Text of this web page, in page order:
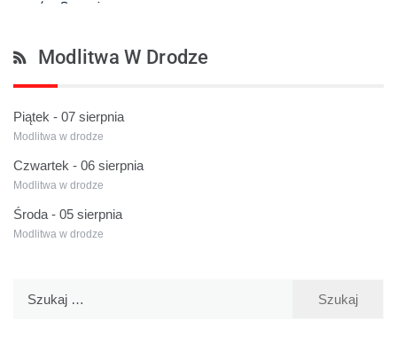
Modlitwa W Drodze
Piątek - 07 sierpnia
Modlitwa w drodze
Czwartek - 06 sierpnia
Modlitwa w drodze
Środa - 05 sierpnia
Modlitwa w drodze